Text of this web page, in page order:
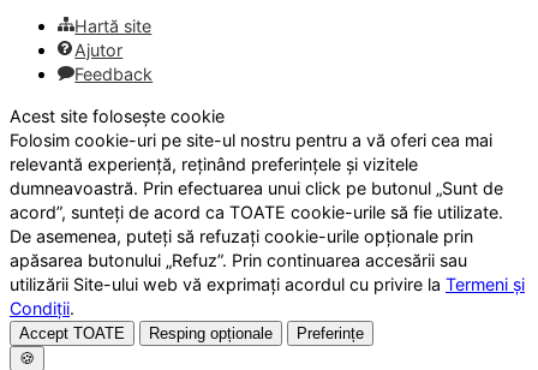
Hartă site
Ajutor
Feedback
Acest site folosește cookie
Folosim cookie-uri pe site-ul nostru pentru a vă oferi cea mai
relevantă experiență, reținând preferințele și vizitele
dumneavoastră. Prin efectuarea unui click pe butonul „Sunt de
acord”, sunteți de acord ca TOATE cookie-urile să fie utilizate.
De asemenea, puteți să refuzați cookie-urile opționale prin
apăsarea butonului „Refuz”. Prin continuarea accesării sau
utilizării Site-ului web vă exprimați acordul cu privire la Termeni și
Condiții.
Accept TOATE Resping opționale
Preferințe
🍪